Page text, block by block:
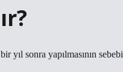
yıl sonra yapılmasının sebebi